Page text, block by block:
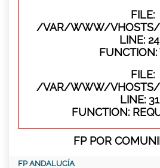
FILE:
/VAR/WWW/VHOSTS/
LINE:
FUNCTION:
FILE:
/VAR/WWW/VHOSTS/
LINE:
FUNCTION:
FP POR
FP ANDALUCÍA